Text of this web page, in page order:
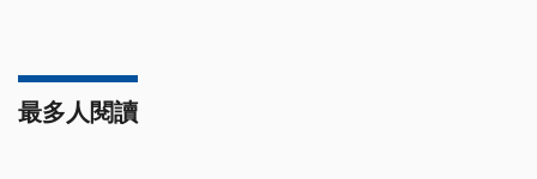
最多人閱讀